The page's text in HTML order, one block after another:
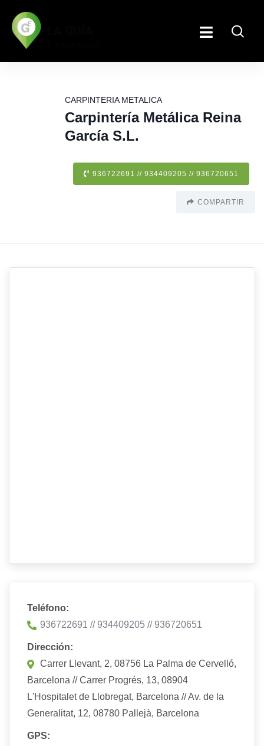
CARPINTERIA METALICA
Carpintería Metálica Reina
García S.L.
936722691 // 934409205 // 936720651
COMPARTIR
Teléfono:
936722691 // 934409205 // 936720651
Dirección:
Carrer Llevant, 2, 08756 La Palma de Cervelló,
Barcelona // Carrer Progrés, 13, 08904
L'Hospitalet de Llobregat, Barcelona // Av. de la
Generalitat, 12, 08780 Pallejà, Barcelona
GPS: